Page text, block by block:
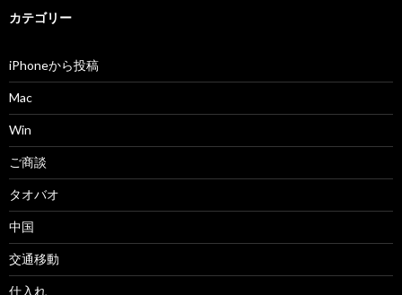
カテゴリー
iPhoneから投稿
Mac
Win
ご商談
タオバオ
中国
交通移動
仕入れ